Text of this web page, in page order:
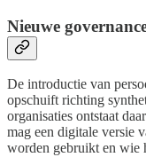
Nieuwe
De introductie van
opschuift richting
organisaties ontstaat
mag een digitale versie
worden gebruikt en wie